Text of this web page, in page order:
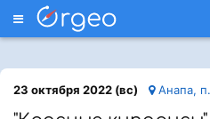
Меню
23 октября 2022 (вс) Анапа,